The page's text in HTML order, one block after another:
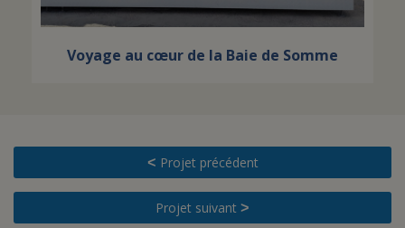
Voyage au cœur de la Baie de Somme
< Projet précédent
Projet suivant >